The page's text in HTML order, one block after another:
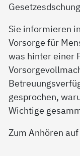
Sie informieren
Vorsorge für
was hinter einer
gesprochen,
Wichtige
Zum Anhören